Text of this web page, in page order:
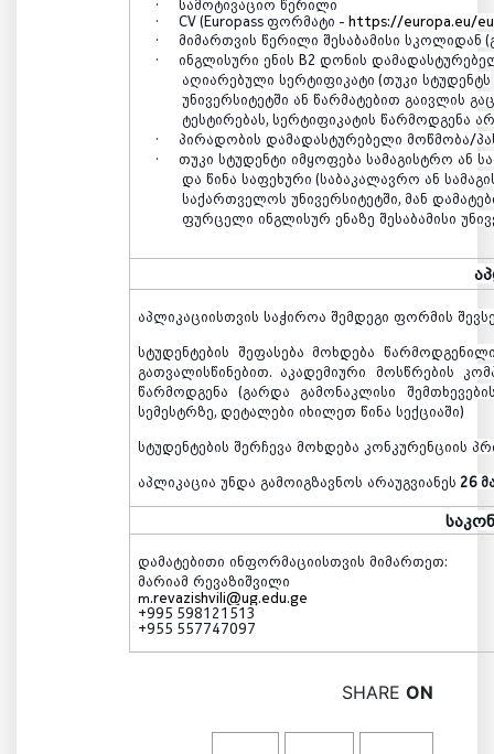
·
სამოტივაციო წერილი
·
CV (Europass ფორმატი - https://europa.eu/
·
მიმართვის წერილი შესაბამისი სკოლიდან (
·
ინგლისური ენის B2 დონის
აღიარებული სერტიფიკატი (თუკი სტუდენტს
უნივერსიტეტში ან წარმატებით გაივლის
ტესტირებას,სერტიფიკატის წარმოდგენა
·
პირადობის დამადასტურებელი მოწმობა/
·
თუკი სტუდენტი იმყოფება სამაგისტრო ან
და წინა საფეხური (საბაკალავრო ან
საქართველოს უნივერსიტეტში, მან
ფურცელი ინგლისურ ენაზე შესაბამისი
აპლიკაციისთვის საჭიროა შემდეგი ფორმის
სტუდენტების შეფასება მოხდება
გათვალისწინებით. აკადემიური მოსწრების
წარმოდგენა (გარდა გამონაკლისი
სემესტრზე, დეტალები იხილეთ წინა სექციაში)
სტუდენტების შერჩევა მოხდება კონკურენციის
აპლიკაცია უნდა გამოიგზავნოს არაუგვიანეს 26
დამატებითი ინფორმაციისთვის მიმართეთ:
მარიამ რევაზიშვილი
m.revazishvili@ug.edu.ge
+995 598121513
+955 557747097
SHARE ON